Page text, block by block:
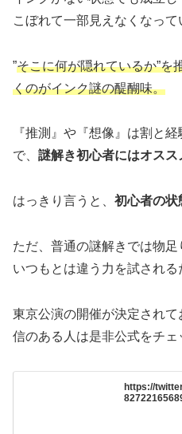
こぼれて一部見えなくなって
”そこに何が隠れているか”を
くのがインク謎の醍醐味。
『推測』や『想像』は割と
で、 謎解き初心者にはオスス
はっきり言うと、 初心者の状
ただ、普通の謎解きでは物足
いつもとは違う力を試される
東京公演の開催が決定され
信のある人は是非公式をチェ
https://